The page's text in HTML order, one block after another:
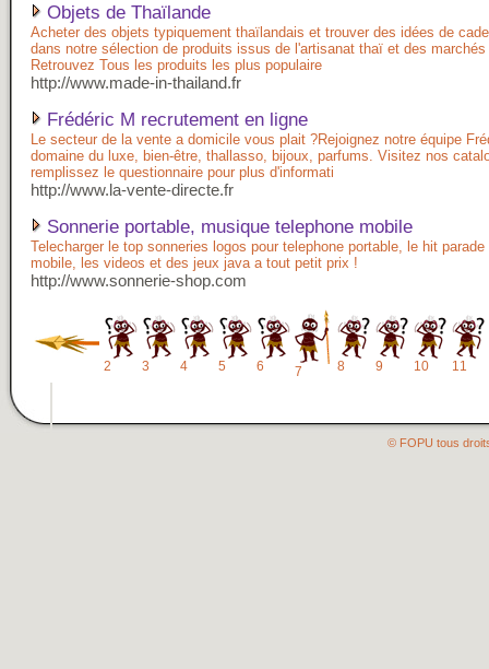
Objets de Thaïlande
Acheter des objets typiquement thaïlandais et trouver des idées de
dans notre sélection de produits issus de l'artisanat thaï et des
Retrouvez Tous les produits les plus populaire
http://www.made-in-thailand.fr
Frédéric M recrutement en ligne
Le secteur de la vente a domicile vous plait ?Rejoignez notre équipe
domaine du luxe, bien-être, thallasso, bijoux, parfums. Visitez nos
remplissez le questionnaire pour plus d'informati
http://www.la-vente-directe.fr
Sonnerie portable, musique telephone mobile
Telecharger le top sonneries logos pour telephone portable, le hit
mobile, les videos et des jeux java a tout petit prix !
http://www.sonnerie-shop.com
2 3 4 5 6 7 8 9 10 11
© FOPU tous